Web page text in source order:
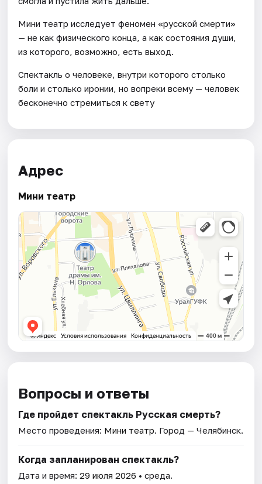
Мини театр исследует феномен «русской смерти»
— не как физического конца, а как состояния души,
из которого, возможно, есть выход.
Спектакль о человеке, внутри которого столько
боли и столько иронии, но вопреки всему — человек
бесконечно стремиться к свету
Адрес
Мини театр
Вопросы и ответы
Где пройдет спектакль Русская смерть?
Место проведения: Мини театр. Город — Челябинск.
Когда запланирован спектакль?
Дата и время:29 июля 2026 • среда.